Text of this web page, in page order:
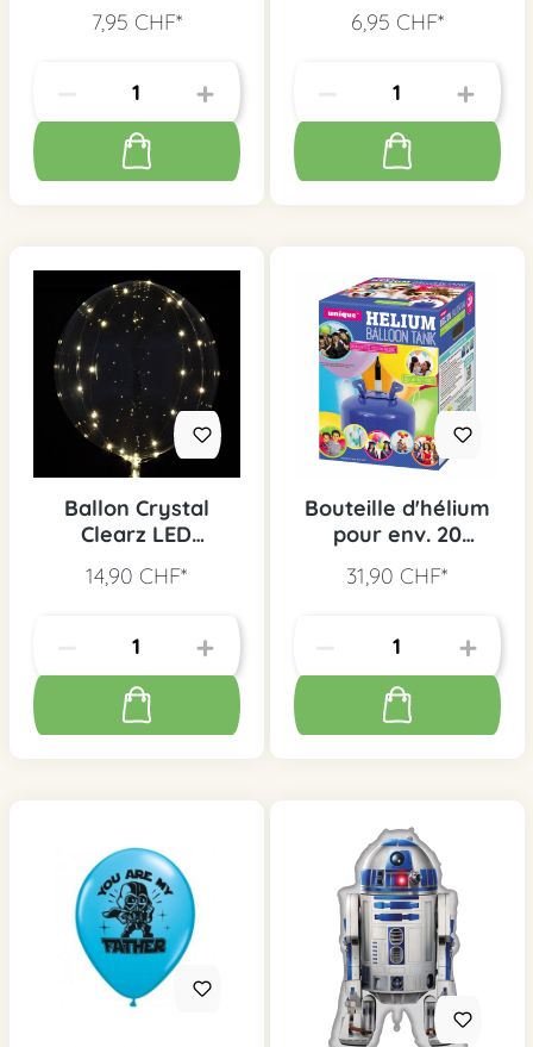
7,95 CHF*
6,95 CHF*
Ballon Crystal
Clearz LED
14,90 CHF*
Bouteille d'hélium
pour env. 20
31,90 CHF*